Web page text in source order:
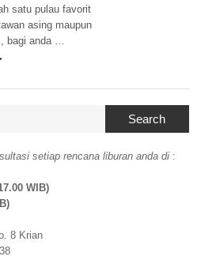
satu pulau favorit
asing maupun
bagi anda …
Search
setiap rencana liburan anda di :
WIB)
8 Krian